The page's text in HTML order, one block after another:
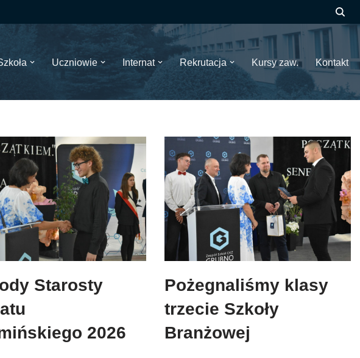
Uczniowie Internat Rekrutacja Kursy zaw. Kontakt
Starosty
2026
Pożegnaliśmy klasy
trzecie Szkoły
Branżowej